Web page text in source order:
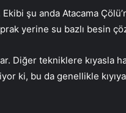
şu anda Atacama
yerine su bazlı besin
Diğer tekniklere kıyasla
ki, bu da genellikle